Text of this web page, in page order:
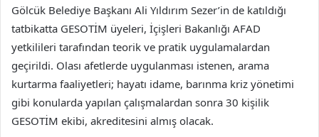
Gölcük Belediye Başkanı Ali Yıldırım Sezer’in de katıldığı
tatbikatta GESOTİM üyeleri, İçişleri Bakanlığı AFAD
yetkilileri tarafından teorik ve pratik uygulamalardan
geçirildi. Olası afetlerde uygulanması istenen, arama
kurtarma faaliyetleri; hayatı idame, barınma kriz yönetimi
gibi konularda yapılan çalışmalardan sonra 30 kişilik
GESOTİM ekibi, akreditesini almış olacak.